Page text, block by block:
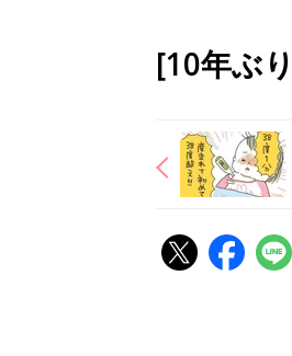
[10年ぶ